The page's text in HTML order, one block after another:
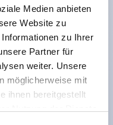
Medien anbieten
Website zu
zu Ihrer
Partner für
weiter. Unsere
möglicherweise mit
ihnen bereitgestellt
verfügbar
EN (Europa)
Anzeigeleuchten).
auf Φ22 Flash-